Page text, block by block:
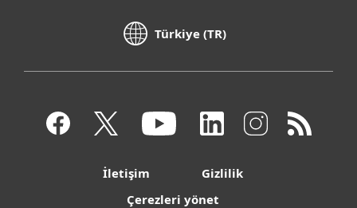
Türkiye (TR)
İletişim
Gizlilik
Çerezleri yönet